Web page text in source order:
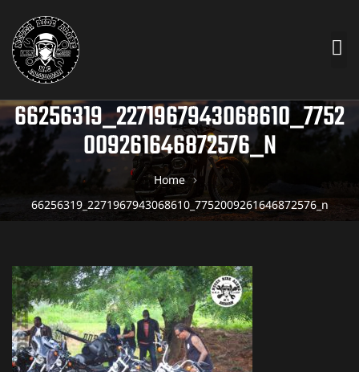
66256319_2271967943068610_7752
009261646872576_N
Home
66256319_2271967943068610_7752009261646872576_n